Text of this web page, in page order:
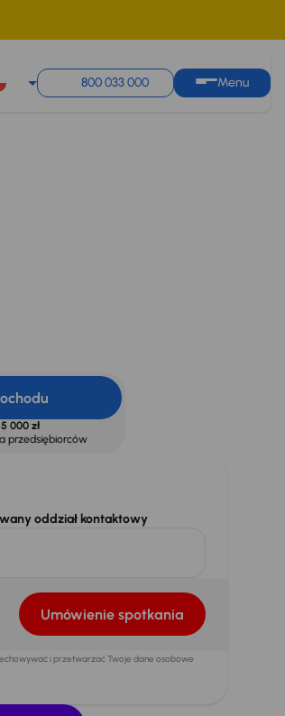
800 033 000 Menu
5 000 zł
przedsiębiorców
oddział kontaktowy
Umówienie spotkania
i przetwarzać Twoje dane osobowe